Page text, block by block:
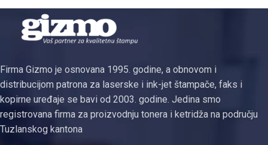
Kompatibilan s Konica
Minolta bizhub C224,
digitalne štampače iz Xerox
Firma Gizmo je osnovana 1995. godine, a obnovom i
distribucijom patrona za laserske i ink-jet štampače, faks i
kopirne uređaje se bavi od 2003. godine. Jedina smo
registrovana firma za proizvodnju tonera i ketridža na području
Tuzlanskog kantona